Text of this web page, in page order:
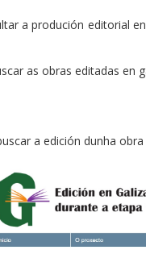
a produción editorial
as obras editadas
a edición dunha